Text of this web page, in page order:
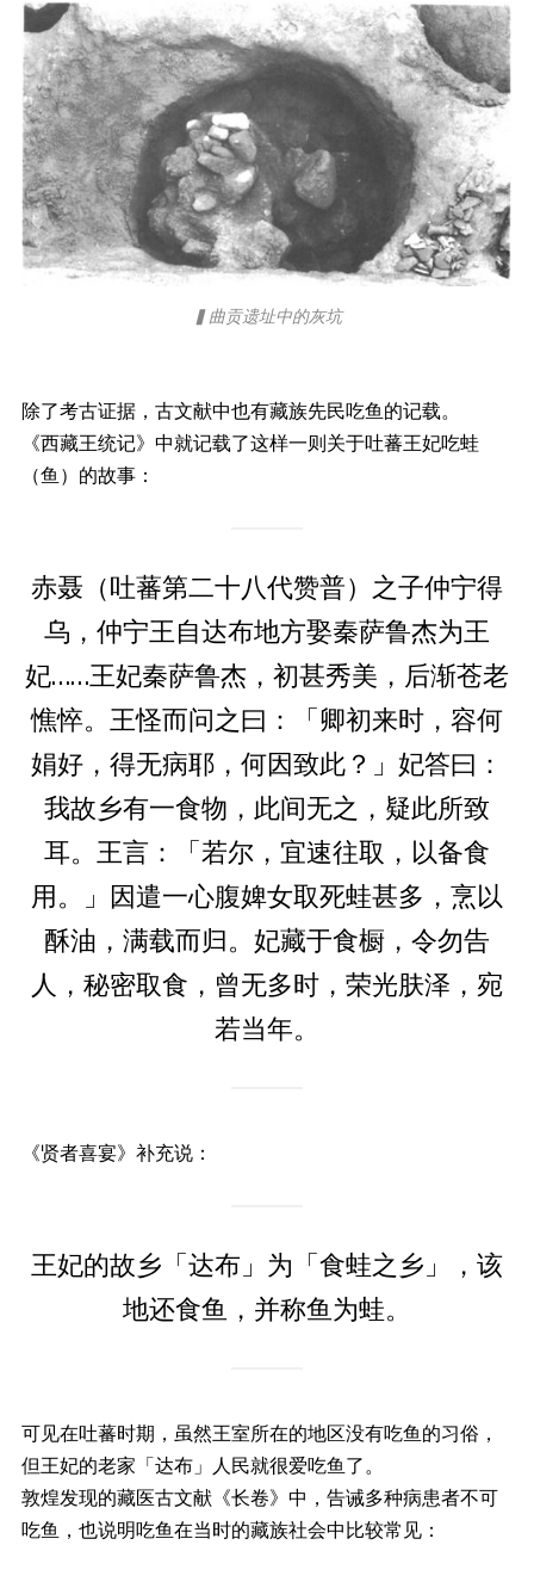
▍曲贡遗址中的灰坑
除了考古证据，古文献中也有藏族先民吃鱼的记载。
《西藏王统记》中就记载了这样一则关于吐蕃王妃吃蛙
（鱼）的故事：
赤聂（吐蕃第二十八代赞普）之子仲宁得
乌，仲宁王自达布地方娶秦萨鲁杰为王
妃……王妃秦萨鲁杰，初甚秀美，后渐苍老
憔悴。王怪而问之曰：「卿初来时，容何
娟好，得无病耶，何因致此？」妃答曰：
我故乡有一食物，此间无之，疑此所致
耳。王言：「若尔，宜速往取，以备食
用。」因遣一心腹婢女取死蛙甚多，烹以
酥油，满载而归。妃藏于食橱，令勿告
人，秘密取食，曾无多时，荣光肤泽，宛
若当年。
《贤者喜宴》补充说：
王妃的故乡「达布」为「食蛙之乡」，该
地还食鱼，并称鱼为蛙。
可见在吐蕃时期，虽然王室所在的地区没有吃鱼的习俗，
但王妃的老家「达布」人民就很爱吃鱼了。
敦煌发现的藏医古文献《长卷》中，告诫多种病患者不可
吃鱼，也说明吃鱼在当时的藏族社会中比较常见：